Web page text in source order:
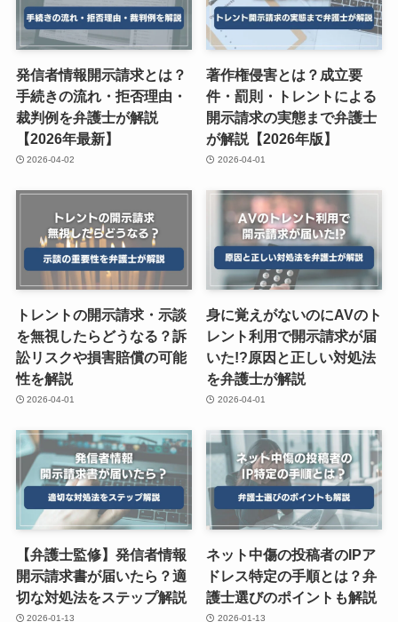
発信者情報開示請求とは？
手続きの流れ・拒否理由・
裁判例を弁護士が解説
【2026年最新】
2026-04-02
著作権侵害とは？成立要
件・罰則・トレントによる
開示請求の実態まで弁護士
が解説【2026年版】
2026-04-01
トレントの開示請求・示談
を無視したらどうなる？訴
訟リスクや損害賠償の可能
性を解説
2026-04-01
身に覚えがないのにAVのト
レント利用で開示請求が届
いた!?原因と正しい対処法
を弁護士が解説
2026-04-01
【弁護士監修】発信者情報
開示請求書が届いたら？適
切な対処法をステップ解説
2026-01-13
ネット中傷の投稿者のIPア
ドレス特定の手順とは？弁
護士選びのポイントも解説
2026-01-13